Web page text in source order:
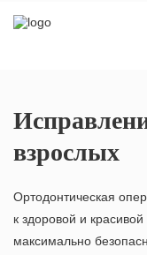
взрослых
Ортодонтическая
к здоровой и
максимально